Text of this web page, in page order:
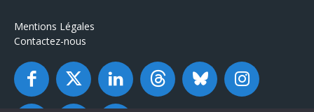
Mentions Légales
Contactez-nous